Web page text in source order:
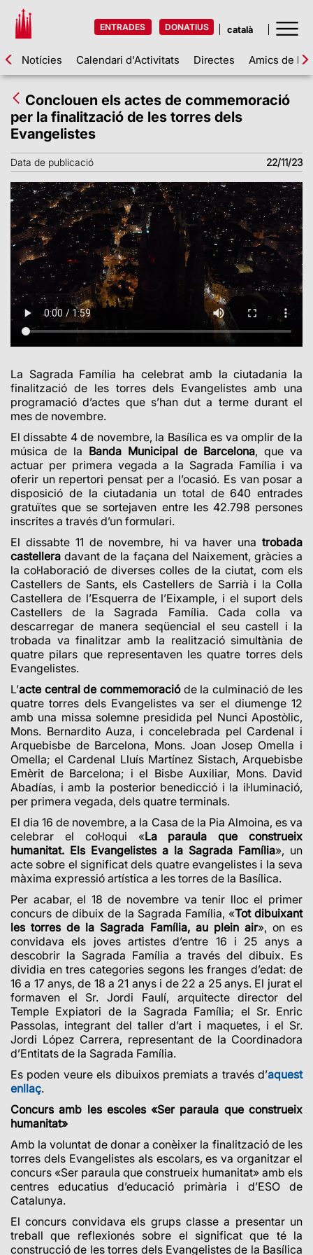
ENTRADES DONATIUS
Notícies Calendari d'Activitats Directes Amics de la
Conclouen els actes de commemoració
per la finalització de les torres dels
Evangelistes
Data de publicació 22/11/23
La Sagrada Família ha celebrat amb la ciutadania la
finalització de les torres dels Evangelistes amb una
programació d’actes que s’han dut a terme durant el
mes de novembre.
El dissabte 4 de novembre, la Basílica es va omplir de la
música de la Banda Municipal de Barcelona, que va
actuar per primera vegada a la Sagrada Família i va
oferir un repertori pensat per a l’ocasió. Es van posar a
disposició de la ciutadania un total de 640 entrades
gratuïtes que se sortejaven entre les 42.798 persones
inscrites a través d’un formulari.
El dissabte 11 de novembre, hi va haver una trobada
castellera davant de la façana del Naixement, gràcies a
la col·laboració de diverses colles de la ciutat, com els
Castellers de Sants, els Castellers de Sarrià i la Colla
Castellera de l’Esquerra de l’Eixample, i el suport dels
Castellers de la Sagrada Família. Cada colla va
descarregar de manera seqüencial el seu castell i la
trobada va finalitzar amb la realització simultània de
quatre pilars que representaven les quatre torres dels
Evangelistes.
L’acte central de commemoració de la culminació de les
quatre torres dels Evangelistes va ser el diumenge 12
amb una missa solemne presidida pel Nunci Apostòlic,
Mons. Bernardito Auza, i concelebrada pel Cardenal i
Arquebisbe de Barcelona, Mons. Joan Josep Omella i
Omella; el Cardenal Lluís Martínez Sistach, Arquebisbe
Emèrit de Barcelona; i el Bisbe Auxiliar, Mons. David
Abadías, i amb la posterior benedicció i la il·luminació,
per primera vegada, dels quatre terminals.
El dia 16 de novembre, a la Casa de la Pia Almoina, es va
celebrar el col·loqui «La paraula que construeix
humanitat. Els Evangelistes a la Sagrada Família», un
acte sobre el significat dels quatre evangelistes i la seva
màxima expressió artística a les torres de la Basílica.
Per acabar, el 18 de novembre va tenir lloc el primer
concurs de dibuix de la Sagrada Família, «Tot dibuixant
les torres de la Sagrada Família, au plein air», on es
convidava els joves artistes d’entre 16 i 25 anys a
descobrir la Sagrada Família a través del dibuix. Es
dividia en tres categories segons les franges d’edat: de
16 a 17 anys, de 18 a 21 anys i de 22 a 25 anys. El jurat el
formaven el Sr. Jordi Faulí, arquitecte director del
Temple Expiatori de la Sagrada Família; el Sr. Enric
Passolas, integrant del taller d’art i maquetes, i el Sr.
Jordi López Carrera, representant de la Coordinadora
d’Entitats de la Sagrada Família.
Es poden veure els dibuixos premiats a través d’aquest
enllaç.
Concurs amb les escoles «Ser paraula que construeix
humanitat»
Amb la voluntat de donar a conèixer la finalització de les
torres dels Evangelistes als escolars, es va organitzar el
concurs «Ser paraula que construeix humanitat» amb els
centres educatius d’educació primària i d’ESO de
Catalunya.
El concurs convidava els grups classe a presentar un
treball que reflexionés sobre el significat que té la
construcció de les torres dels Evangelistes de la Basílica